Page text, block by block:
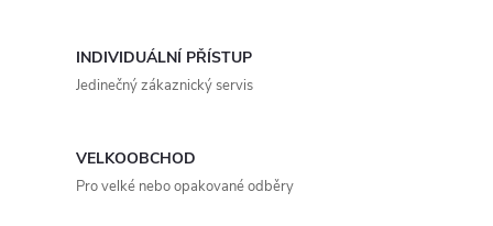
INDIVIDUÁLNÍ PŘÍSTUP
Jedinečný zákaznický servis
VELKOOBCHOD
Pro velké nebo opakované odběry